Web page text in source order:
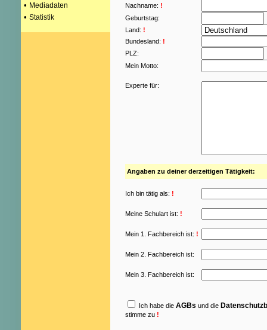
• Mediadaten
• Statistik
Nachname: !
Geburtstag:
Land: !
Bundesland: !
PLZ:
Mein Motto:
Experte für:
Angaben zu deiner derzeitigen Tätigkeit:
Ich bin tätig als: !
Meine Schulart ist: !
Mein 1. Fachbereich ist: !
Mein 2. Fachbereich ist:
Mein 3. Fachbereich ist:
Ich habe die AGBs und die
stimme zu !